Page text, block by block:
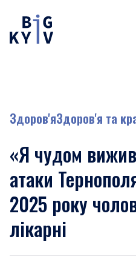
Здоров'яЗдоров'я та
«Я чудом
атаки
2025 року
лікарні